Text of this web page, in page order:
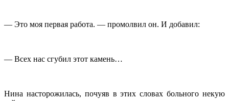
— Это моя первая работа. — промолвил он. И добавил:
— Всех нас сгубил этот камень…
Нина насторожилась, почуяв в этих словах больного некую